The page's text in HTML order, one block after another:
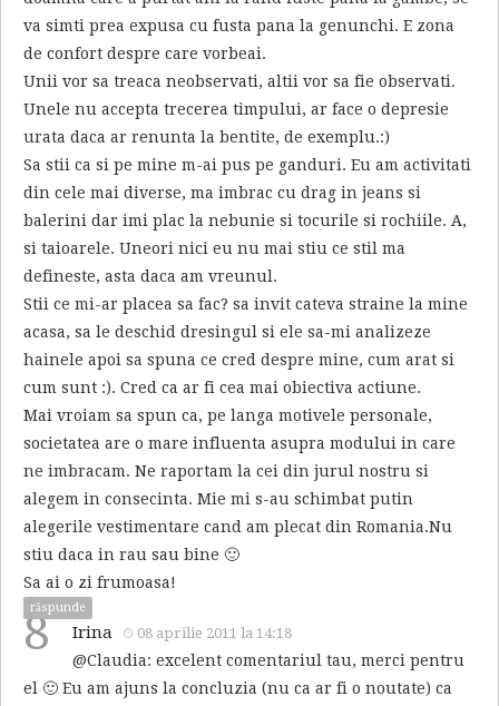
va simti prea expusa cu fusta pana la genunchi. E zona
de confort despre care vorbeai.
Unii vor sa treaca neobservati, altii vor sa fie observati.
Unele nu accepta trecerea timpului, ar face o depresie
urata daca ar renunta la bentite, de exemplu.:)
Sa stii ca si pe mine m-ai pus pe ganduri. Eu am activitati
din cele mai diverse, ma imbrac cu drag in jeans si
balerini dar imi plac la nebunie si tocurile si rochiile. A,
si taioarele. Uneori nici eu nu mai stiu ce stil ma
defineste, asta daca am vreunul.
Stii ce mi-ar placea sa fac? sa invit cateva straine la mine
acasa, sa le deschid dresingul si ele sa-mi analizeze
hainele apoi sa spuna ce cred despre mine, cum arat si
cum sunt :). Cred ca ar fi cea mai obiectiva actiune.
Mai vroiam sa spun ca, pe langa motivele personale,
societatea are o mare influenta asupra modului in care
ne imbracam. Ne raportam la cei din jurul nostru si
alegem in consecinta. Mie mi s-au schimbat putin
alegerile vestimentare cand am plecat din Romania.Nu
stiu daca in rau sau bine 🙂
Sa ai o zi frumoasa!
răspunde
8 Irina 08 aprilie 2011 la 14:18
@Claudia: excelent comentariul tau, merci pentru
el 🙂 Eu am ajuns la concluzia (nu ca ar fi o noutate) ca